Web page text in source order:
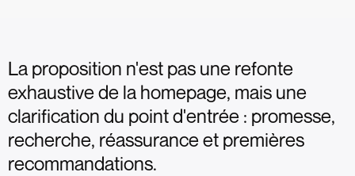
La proposition n'est pas une refonte
exhaustive de la homepage, mais une
clarification du point d'entrée : promesse,
recherche, réassurance et premières
recommandations.